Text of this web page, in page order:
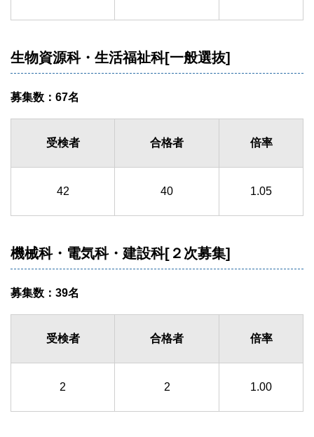
生物資源科・生活福祉科[一般選抜]
募集数：67名
受検者 合格者 倍率
42 40 1.05
機械科・電気科・建設科[２次募集]
募集数：39名
受検者 合格者 倍率
2 2 1.00